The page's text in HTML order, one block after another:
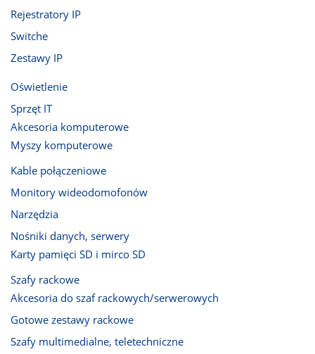
Rejestratory IP
Switche
Zestawy IP
Oświetlenie
Sprzęt IT
Akcesoria komputerowe
Myszy komputerowe
Kable połączeniowe
Monitory wideodomofonów
Narzędzia
Nośniki danych, serwery
Karty pamięci SD i mirco SD
Szafy rackowe
Akcesoria do szaf rackowych/serwerowych
Gotowe zestawy rackowe
Szafy multimedialne, teletechniczne